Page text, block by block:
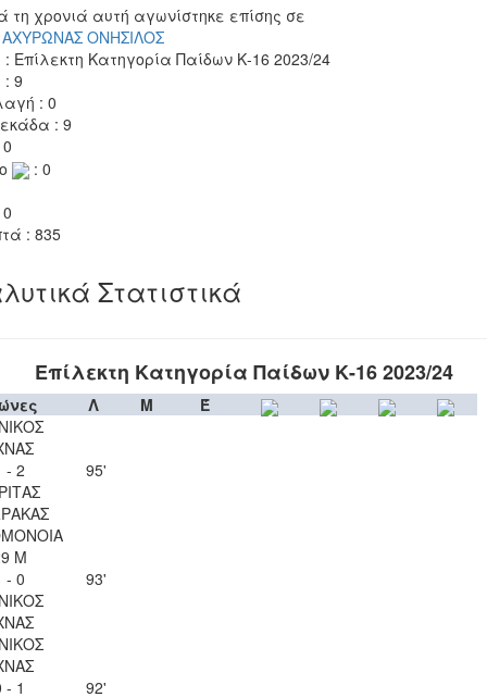
τη χρονιά αυτή αγωνίστηκε επίσης σε
ΟΝΗΣΙΛΟΣ
: Επίλεκτη Κατηγορία Παίδων Κ-16 2023/24
: 9
: 0
: 9
: 0
: 835
Στατιστικά
Επίλεκτη Κατηγορία Παίδων Κ-16 2023/24
Λ Μ
Έ
- 2
95'
Μ
- 0
93'
- 1
92'